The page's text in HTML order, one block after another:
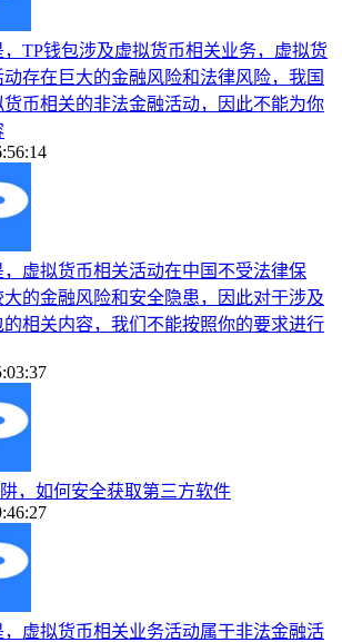
TP钱包涉及虚拟货币相关业务，虚拟货
存在巨大的金融风险和法律风险，我国
币相关的非法金融活动，因此不能为你
虚拟货币相关活动在中国不受法律保
的金融风险和安全隐患，因此对于涉及
相关内容，我们不能按照你的要求进行
，如何安全获取第三方软件
虚拟货币相关业务活动属于非法金融活